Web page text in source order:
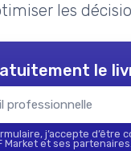
les
le
j’accepte d’être
Market et ses partenaires.